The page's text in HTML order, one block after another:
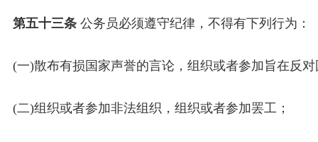
第五十三条公务员必须遵守纪律，不得有下列行为：
(一)散布有损国家声誉的言论，组织或者参加旨在反
(二)组织或者参加非法组织，组织或者参加罢工；